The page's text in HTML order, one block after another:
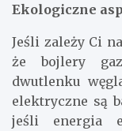
Ekologiczne
Jeśli zależy Ci
że bojlery
dwutlenku
elektryczne są
jeśli energia